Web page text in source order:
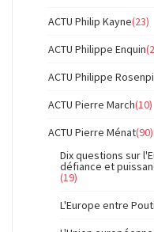
ACTU Philip Kayne(23)
ACTU Philippe Enquin
ACTU Philippe
ACTU Pierre March(10)
ACTU Pierre Ménat(90)
Dix questions sur
défiance et
(19)
L'Europe entre